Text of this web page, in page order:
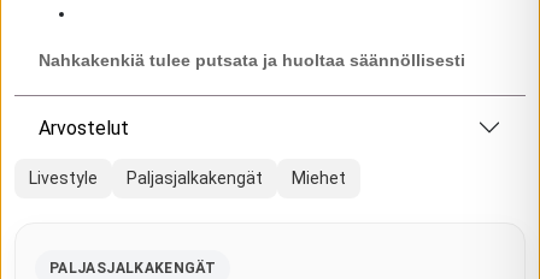
Nahkakenkiä tulee putsata ja huoltaa säännöllisesti
Arvostelut
Livestyle Paljasjalkakengät Miehet
PALJASJALKAKENGÄT